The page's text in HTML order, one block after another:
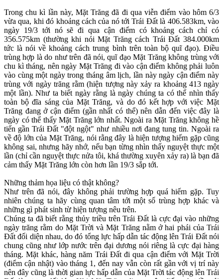
Trong chu kì lần này, Mặt Trăng đã đi qua viễn điểm vào hôm 6/3
vừa qua, khi đó khoảng cách của nó tới Trái Đất là 406.583km, vào
ngày 19/3 tới nó sẽ đi qua cận điểm có khoảng cách chỉ có
356.575km (thường khi nói Mặt Trăng cách Trái Đất 384.000km
tức là nói về khoảng cách trung bình trên toàn bộ quĩ đạo). Điều
trùng hợp là do như trên đã nói, quĩ đạo Mặt Trăng không trùng với
chu kì tháng, nên ngày Mặt Trăng đi vào cận điểm không phải luôn
vào cùng một ngày trong tháng âm lịch, lần này ngày cận điểm này
trùng với ngày trăng rằm (hiện tượng này xảy ra khoảng 413 ngày
một lần). Như ta biết ngày rằng là ngày chúng ta có thể nhìn thấy
toàn bộ đĩa sáng của Mặt Trăng, và do đó kết hợp với việc Mặt
Trăng đang ở cận điểm (gần nhất có thể) nên dẫn đến việc đây là
ngày có thể thấy Mặt Trăng lớn nhất. Ngoài ra Mặt Trăng không hề
tiến gần Trái Đất "đột ngột" như nhiều nơi đang tung tin. Ngoài ra
về độ lớn của Mặt Trăng, nói rằng đây là hiện tượng hiếm gặp cũng
không sai, nhưng hãy nhớ, nếu bạn từng nhìn thấy nguyệt thực một
lần (chỉ cần nguyệt thực nửa tôi, khá thường xuyên xảy ra) là bạn đã
cảm thấy Mặt Trăng lớn còn hơn lần 19/3 sắp tới.
Những thảm họa liệu có thật không?
Như trên đã nói, đây không phải trường hợp quá hiếm gặp. Tuy
nhiên chúng ta hãy cùng quan tâm tới một số trùng hợp khác và
những gì phát sinh từ hiện tượng nêu trên.
Chúng ta đã biết rằng thủy triều trên Trái Đất là cực đại vào những
ngày trăng rằm do Mặt Trời và Mặt Trăng nằm ở hai phái của Trái
Đất đối diện nhau, do đó tổng lực hấp dẫn tác động lên Trái Đất nói
chung cũng như lớp nước trên đại dương nói riêng là cực đại hàng
tháng. Mặt khác, hàng năm Trái Đất đi qua cận điểm với Mặt Trời
(điểm cận nhật) vào tháng 1, đến nay vẫn còn rất gần với vị trí này
nên đây cũng là thời gian lực hấp dẫn của Mặt Trời tác động lên Trái